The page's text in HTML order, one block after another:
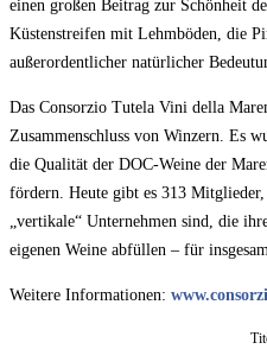
einen großen Beitrag zur Schönheit
Küstenstreifen mit Lehmböden, die
außerordentlicher natürlicher
Das Consorzio Tutela Vini della
Zusammenschluss von Winzern. Es
die Qualität der DOC-Weine der
fördern. Heute gibt es 313
„vertikale“ Unternehmen sind, die
eigenen Weine abfüllen – für
Weitere Informationen: